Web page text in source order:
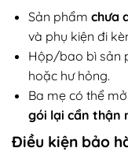
Sản phẩm chưa
và phụ kiện đi
Hộp/bao bì sản
hoặc hư hỏng.
Ba mẹ có thể
gói lại cẩn thận
Điều kiện bảo